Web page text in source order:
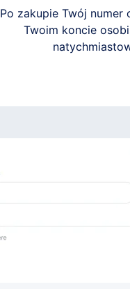
Po zakupie Twój
Twoim koncie